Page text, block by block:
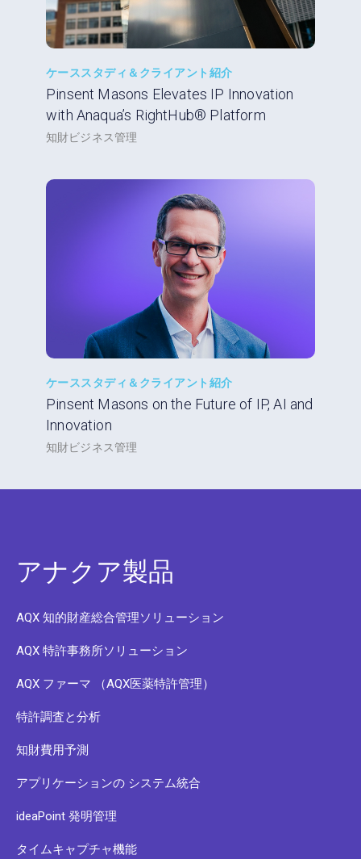
ケーススタディ＆クライアント紹介
Pinsent Masons Elevates IP Innovation
with Anaqua’s RightHub® Platform
知財ビジネス管理
ケーススタディ＆クライアント紹介
Pinsent Masons on the Future of IP, AI and
Innovation
知財ビジネス管理
アナクア製品
AQX 知的財産総合管理ソリューション
AQX 特許事務所ソリューション
AQX ファーマ （AQX医薬特許管理）
特許調査と分析
知財費用予測
アプリケーションの システム統合
ideaPoint 発明管理
タイムキャプチャ機能